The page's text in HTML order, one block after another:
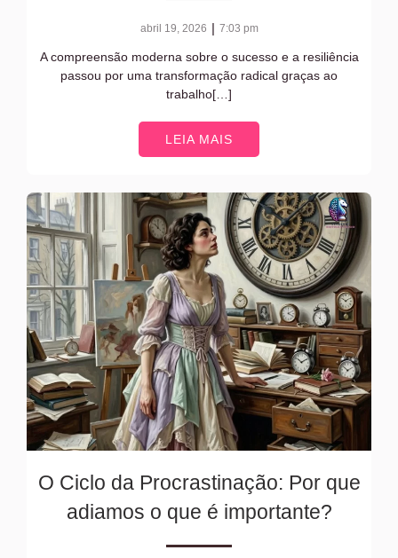
abril 19, 2026 | 7:03 pm
A compreensão moderna sobre o sucesso e a resiliência
passou por uma transformação radical graças ao
trabalho[…]
LEIA MAIS
O Ciclo da Procrastinação: Por que
adiamos o que é importante?